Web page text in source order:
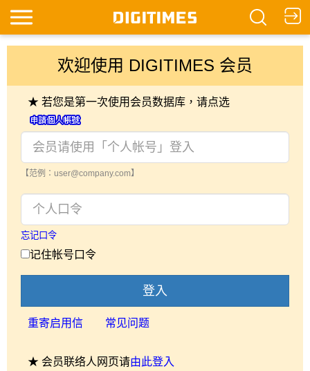
欢迎使用 DIGITIMES 会员
★ 若您是第一次使用会员数据库，请点选
【范例：user@company.com】
忘记口令
记住帐号口令
登入
重寄启用信 常见问题
★ 会员联络人网页请由此登入